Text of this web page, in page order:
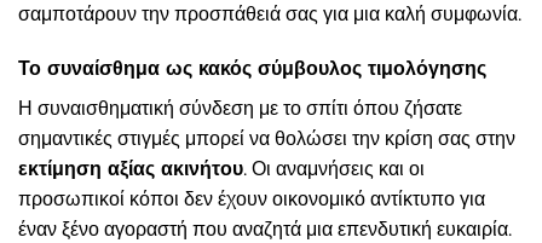
σαμποτάρουν την προσπάθειά σας για μια καλή συμφωνία.
Το συναίσθημα ως κακός σύμβουλος τιμολόγησης
Η συναισθηματική σύνδεση με το σπίτι όπου ζήσατε
σημαντικές στιγμές μπορεί να θολώσει την κρίση σας στην
εκτίμηση αξίας ακινήτου. Οι αναμνήσεις και οι
προσωπικοί κόποι δεν έχουν οικονομικό αντίκτυπο για
έναν ξένο αγοραστή που αναζητά μια επενδυτική ευκαιρία.